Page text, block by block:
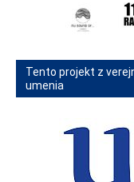
Tento projekt z
umenia